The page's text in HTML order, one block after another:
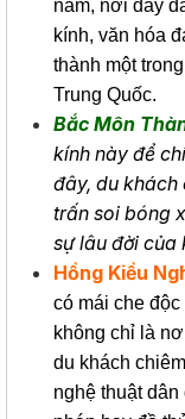
năm, nơi đây
kính, văn hóa
thành một
Trung Quốc.
Bắc Môn
kính này để
đây, du khách
trấn soi bóng
sự lâu đời của
Hồng Kiều
có mái che
không chỉ là
du khách
nghệ thuật